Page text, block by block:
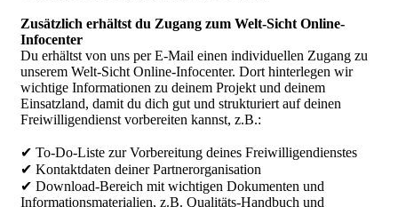
Zusätzlich erhältst du Zugang zum Welt-Sicht Online-
Infocenter
Du erhältst von uns per E-Mail einen individuellen Zugang zu
unserem Welt-Sicht Online-Infocenter. Dort hinterlegen wir
wichtige Informationen zu deinem Projekt und deinem
Einsatzland, damit du dich gut und strukturiert auf deinen
Freiwilligendienst vorbereiten kannst, z.B.:
✔ To-Do-Liste zur Vorbereitung deines Freiwilligendienstes
✔ Kontaktdaten deiner Partnerorganisation
✔ Download-Bereich mit wichtigen Dokumenten und
Informationsmaterialien, z.B. Qualitäts-Handbuch und